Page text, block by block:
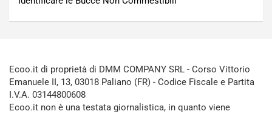
Ecoo.it di proprietà di DMM COMPANY SRL - Corso Vittorio
Emanuele II, 13, 03018 Paliano (FR) - Codice Fiscale e Partita
I.V.A. 03144800608
Ecoo.it non è una testata giornalistica, in quanto viene